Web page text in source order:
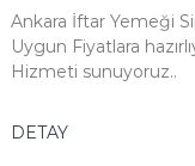
Ankara İftar Yemeği
Uygun Fiyatlara
Hizmeti sunuyoruz..
DETAY